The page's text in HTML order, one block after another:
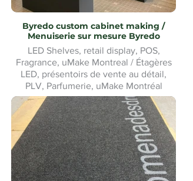
Byredo custom cabinet making /
Menuiserie sur mesure Byredo
LED Shelves, retail display, POS,
Fragrance, uMake Montreal / Étagères
LED, présentoirs de vente au détail,
PLV, Parfumerie, uMake Montréal